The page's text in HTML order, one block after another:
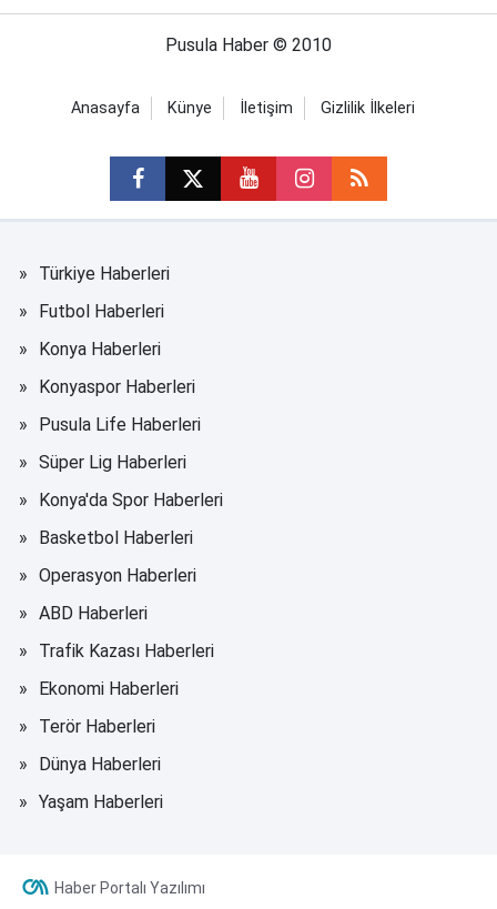
Pusula Haber © 2010
Anasayfa Künye İletişim Gizlilik İlkeleri
Türkiye Haberleri
Futbol Haberleri
Konya Haberleri
Konyaspor Haberleri
Pusula Life Haberleri
Süper Lig Haberleri
Konya'da Spor Haberleri
Basketbol Haberleri
Operasyon Haberleri
ABD Haberleri
Trafik Kazası Haberleri
Ekonomi Haberleri
Terör Haberleri
Dünya Haberleri
Yaşam Haberleri
Haber Portalı Yazılımı